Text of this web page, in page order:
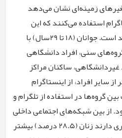
زمینهای نشان میدهد
کنند که این
نسبت برای زنان 45.8 درصد است. جوانان (18 تا 29سال) با
های سنی، افراد دانشگاهی
غیردانشگاهی، ساکنان مراکز
از سایر افراد، از اینستاگرام
گروهها در استفاده از تلگرام و
از بین شبکه‌های اجتماعی داخلی
روبیکا و ایتا، مقبولیت بیشتری دارند زنان (28.5 درصد) بیشتر